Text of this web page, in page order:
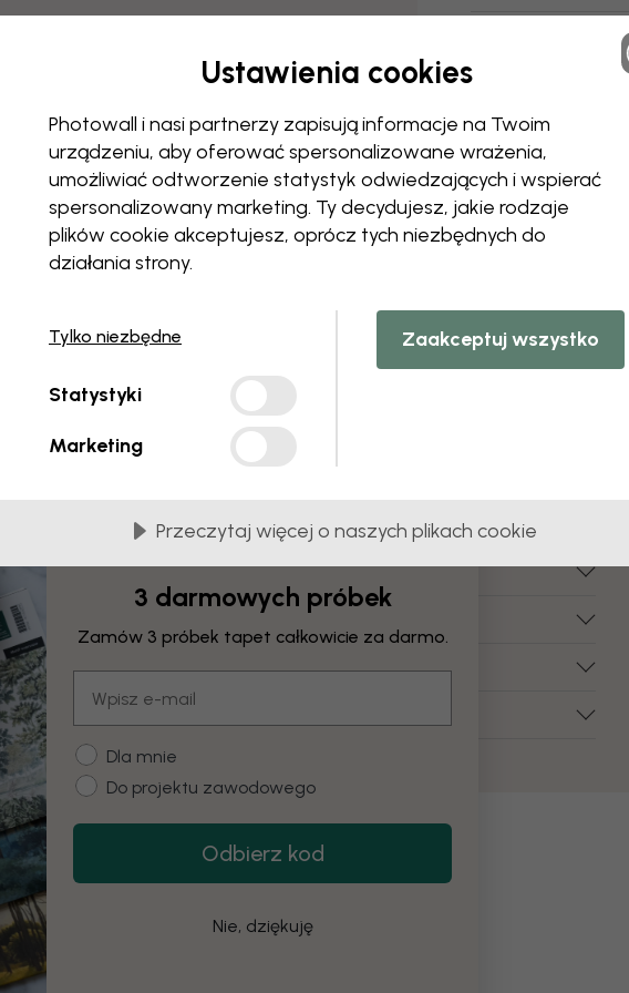
Dostawa i zwroty
Często zadawane pytania
Ile kosztuje płótno?
Jakie wymiary płótna są dostępne?
Czy mogę zamówić płótno z własnym obrazem?
Czy muszę samodzielnie złożyć obraz na płótnie?
Ilustracje botaniczne
3 darmowych próbek
Zamów 3 próbek tapet całkowicie za darmo.
Customer type
Dla mnie
Do projektu zawodowego
Odbierz kod
Nie, dziękuję
Ustawienia cookies
Photowall i nasi partnerzy zapisują informacje na Twoim
urządzeniu, aby oferować spersonalizowane wrażenia,
umożliwiać odtworzenie statystyk odwiedzających i wspierać
spersonalizowany marketing. Ty decydujesz, jakie rodzaje
plików cookie akceptujesz, oprócz tych niezbędnych do
działania strony.
Tylko niezbędne
Statystyki
Marketing
Zaakceptuj wszystko
Przeczytaj więcej o naszych plikach cookie